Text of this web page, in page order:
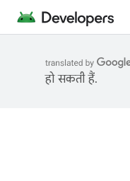
हो सकती हैं.